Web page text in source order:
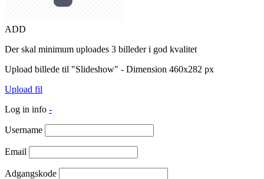
ADD
Der skal minimum uploades 3 billeder i god kvalitet
Upload billede til "Slideshow" - Dimension 460x282 px
Upload fil
Log in info -
Username
Email
Adgangskode